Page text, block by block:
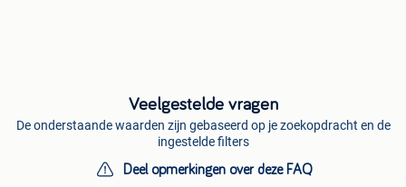
Veelgestelde vragen
De onderstaande waarden zijn gebaseerd op je zoekopdracht en de
ingestelde filters
Deel opmerkingen over deze FAQ